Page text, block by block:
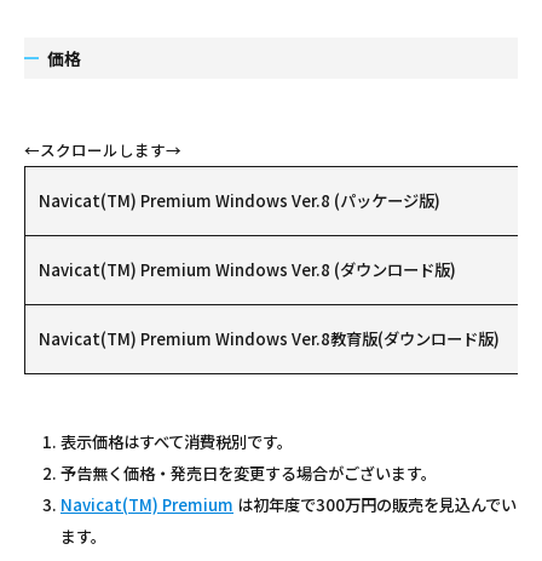
価格
Navicat(TM) Premium Windows Ver.8 (パッケージ版)
Navicat(TM) Premium Windows Ver.8 (ダウンロード版)
Navicat(TM) Premium Windows Ver.8教育版(ダウンロード版)
表示価格はすべて消費税別です。
予告無く価格・発売日を変更する場合がございます。
Navicat(TM) Premium は初年度で300万円の販売を見込んでい
ます。